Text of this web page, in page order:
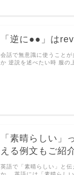
「逆に●●」は
会話で無意識に使うこと
か 逆説を述べたい時 服の
「素晴らしい」
える例文もご紹
英語で「素晴らしい」と